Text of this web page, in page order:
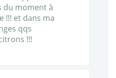
du moment à
!!! et dans ma
qqs
!!!